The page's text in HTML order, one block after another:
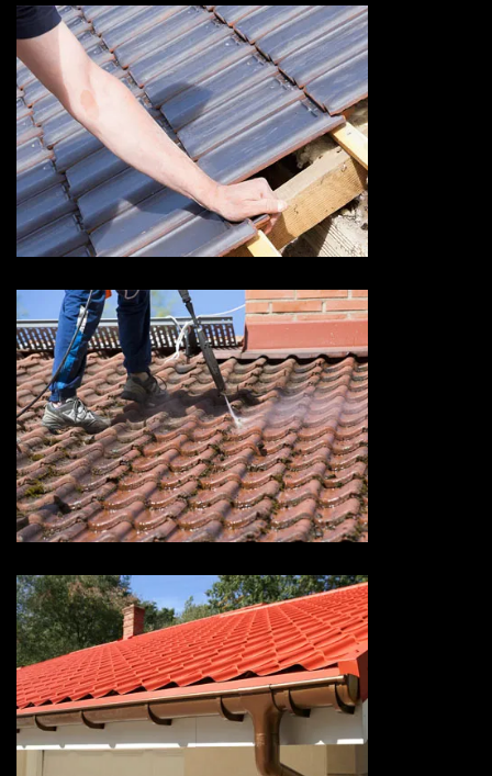
Devis fuite de toiture 73
Savoie
Devis nettoyage de toiture 73
Savoie
Devis pose de gouttière 73